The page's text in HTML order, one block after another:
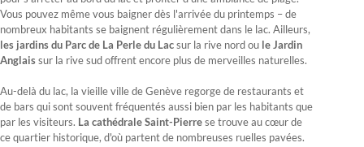
Vous pouvez même vous baigner dès l'arrivée du printemps – de
nombreux habitants se baignent régulièrement dans le lac. Ailleurs,
les jardins du Parc de La Perle du Lacsur la rive nord ou le Jardin
Anglaissur la rive sud offrent encore plus de merveilles naturelles.
Au-delà du lac, la vieille ville de Genève regorge de restaurants et
de bars qui sont souvent fréquentés aussi bien par les habitants que
par les visiteurs. La cathédrale Saint-Pierrese trouve au cœur de
ce quartier historique, d'où partent de nombreuses ruelles pavées.